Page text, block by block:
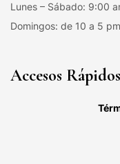
Lunes – Sábado: 9:00
Domingos: de 10 a 5 pm
Accesos Rápidos